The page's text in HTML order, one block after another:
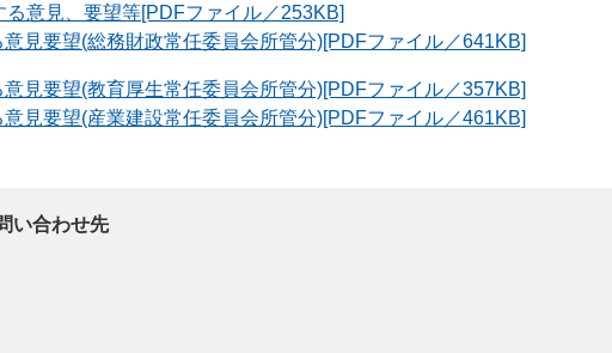
る意見、要望等[PDFファイル／253KB]
見要望(総務財政常任委員会所管分)[PDFファイル／641KB]
見要望(教育厚生常任委員会所管分)[PDFファイル／357KB]
見要望(産業建設常任委員会所管分)[PDFファイル／461KB]
い合わせ先